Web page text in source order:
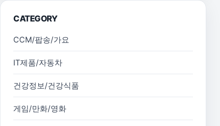
CATEGORY
CCM/팝송/가요
IT제품/자동차
건강정보/건강식품
게임/만화/영화